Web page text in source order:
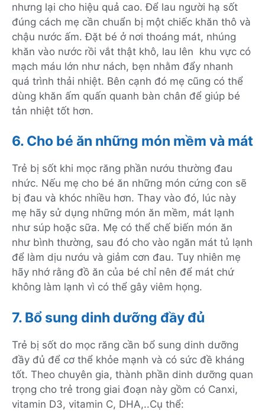
nhưng lại cho hiệu quả cao. Để lau người hạ sốt
đúng cách mẹ cần chuẩn bị một chiếc khăn thô và
chậu nước ấm. Đặt bé ở nơi thoáng mát, nhúng
khăn vào nước rồi vắt thật khô, lau lên khu vực có
mạch máu lớn như nách, bẹn nhằm đẩy nhanh
quá trình thải nhiệt. Bên cạnh đó mẹ cũng có thể
dùng khăn ấm quấn quanh bàn chân để giúp bé
tản nhiệt tốt hơn.
6. Cho bé ăn những món mềm và mát
Trẻ bị sốt khi mọc răng phần nướu thường đau
nhức. Nếu mẹ cho bé ăn những món cứng con sẽ
bị đau và khóc nhiều hơn. Thay vào đó, lúc này
mẹ hãy sử dụng những món ăn mềm, mát lạnh
như súp hoặc sữa. Mẹ có thể chế biến món ăn
như bình thường, sau đó cho vào ngăn mát tủ lạnh
để làm dịu nướu và giảm cơn đau. Tuy nhiên mẹ
hãy nhớ rằng đồ ăn của bé chỉ nên để mát chứ
không làm lạnh vì có thể gây viêm họng.
7. Bổ sung dinh dưỡng đầy đủ
Trẻ bị sốt do mọc răng cần bổ sung dinh dưỡng
đầy đủ để cơ thể khỏe mạnh và có sức đề kháng
tốt. Theo chuyên gia, thành phần dinh dưỡng quan
trọng cho trẻ trong giai đoạn này gồm có Canxi,
vitamin D3, vitamin C, DHA,..Cụ thể: